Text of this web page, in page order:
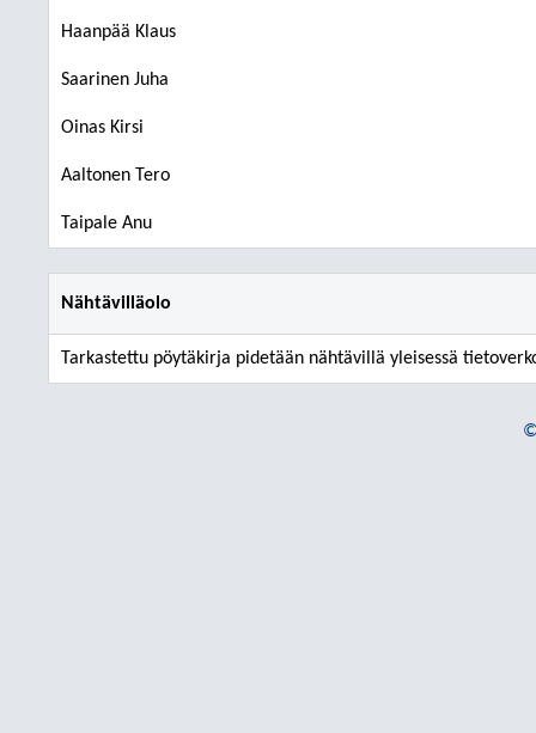
Haanpää Klaus
Saarinen Juha
Oinas Kirsi
Aaltonen Tero
Taipale Anu
Nähtävilläolo
Tarkastettu pöytäkirja pidetään nähtävillä yleisessä